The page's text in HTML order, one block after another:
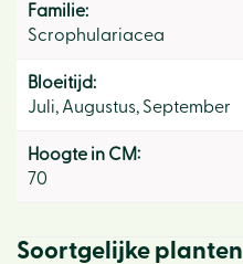
Familie:
Scrophulariacea
Bloeitijd:
Juli, Augustus, September
Hoogte in CM:
70
Soortgelijke planten